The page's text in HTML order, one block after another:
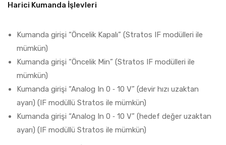
Harici Kumanda İşlevleri
Kumanda girişi “Öncelik Kapalı” (Stratos IF modülleri ile
mümkün)
Kumanda girişi “Öncelik Min” (Stratos IF modülleri ile
mümkün)
Kumanda girişi “Analog In 0 ‐ 10 V” (devir hızı uzaktan
ayarı) (IF modüllü Stratos ile mümkün)
Kumanda girişi “Analog In 0 ‐ 10 V” (hedef değer uzaktan
ayarı) (IF modüllü Stratos ile mümkün)